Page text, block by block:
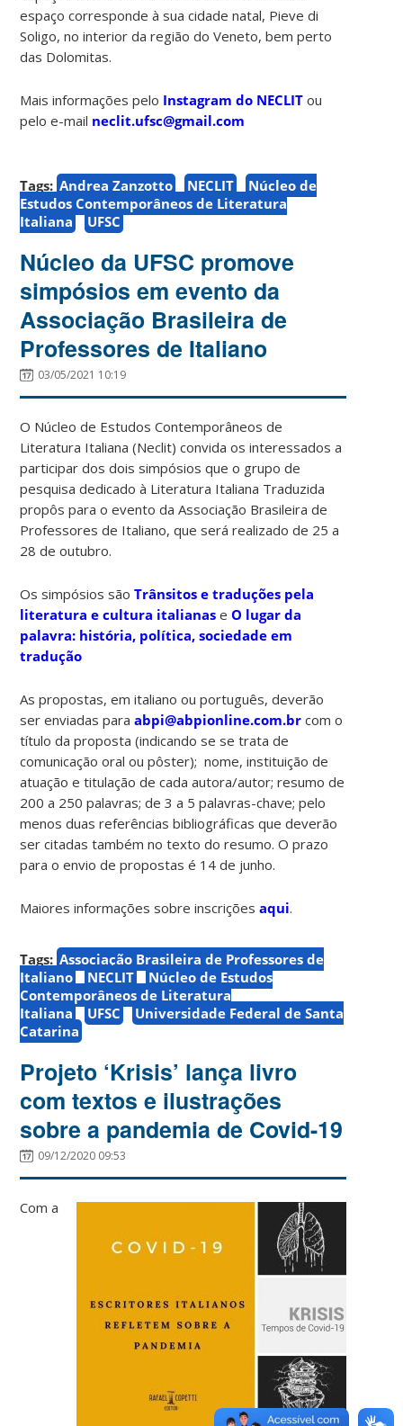
espaço corresponde à sua cidade natal, Pieve di
Soligo, no interior da região do Veneto, bem perto
das Dolomitas.
Mais informações pelo Instagram do NECLIT ou
pelo e-mail neclit.ufsc@gmail.com
Tags: Andrea Zanzotto NECLIT
Núcleo de
Estudos Contemporâneos de Literatura
Italiana
UFSC
Núcleo da UFSC promove
simpósios em evento da
Associação Brasileira de
Professores de Italiano
03/05/2021 10:19
O Núcleo de Estudos Contemporâneos de
Literatura Italiana (Neclit) convida os interessados a
participar dos dois simpósios que o grupo de
pesquisa dedicado à Literatura Italiana Traduzida
propôs para o evento da Associação Brasileira de
Professores de Italiano, que será realizado de 25 a
28 de outubro.
Os simpósios sãoTrânsitos e traduções pela
literatura e cultura italianas eO lugar da
palavra: história, política, sociedade em
tradução
As propostas, em italiano ou português, deverão
ser enviadas paraabpi@abpionline.com.br com o
título da proposta (indicando se se trata de
comunicação oral ou pôster); nome, instituição de
atuação e titulação de cada autora/autor; resumo de
200 a 250 palavras; de 3 a 5 palavras-chave; pelo
menos duas referências bibliográficas que deverão
ser citadas também no texto do resumo. O prazo
para o envio de propostas é 14 de junho.
Maiores informações sobre inscriçõesaqui.
Tags: Associação Brasileira de Professores de
Italiano
NECLIT
Núcleo de Estudos
Contemporâneos de Literatura
Italiana
UFSC
Universidade Federal de Santa
Catarina
Projeto ‘Krisis’ lança livro
com textos e ilustrações
sobre a pandemia de Covid-19
09/12/2020 09:53
Com a